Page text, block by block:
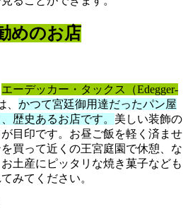
めのお店
エーデッカー・タックス（Edegger-
かつて宮廷御用達だったパン屋
歴史あるお店です。 美しい装飾の
目印です。お昼ご飯を軽く済ませ
買って近くの王宮庭園で休憩、な
土産にピッタリな焼き菓子なども
みてください。